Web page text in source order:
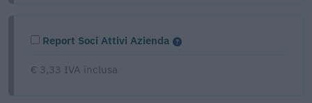
Report Soci Attivi Azienda
€ 3,33 IVA inclusa